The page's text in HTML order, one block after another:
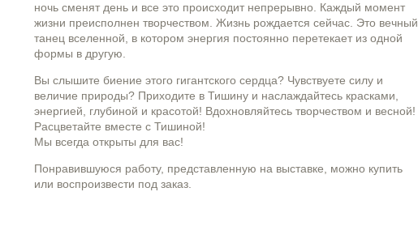
ночь сменят день и все это происходит непрерывно. Каждый момент
жизни преисполнен творчеством. Жизнь рождается сейчас. Это вечный
танец вселенной, в котором энергия постоянно перетекает из одной
формы в другую.
Вы слышите биение этого гигантского сердца? Чувствуете силу и
величие природы? Приходите в Тишину и наслаждайтесь красками,
энергией, глубиной и красотой! Вдохновляйтесь творчеством и весной!
Расцветайте вместе с Тишиной!
Мы всегда открыты для вас!
Понравившуюся работу, представленную на выставке, можно купить
или воспроизвести под заказ.